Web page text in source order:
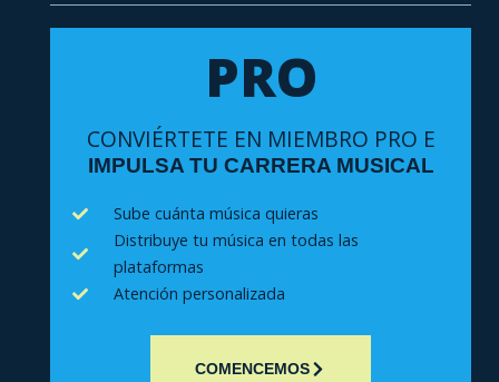
PRO
CONVIÉRTETE EN MIEMBRO PRO E
IMPULSA TU CARRERA MUSICAL
Sube cuánta música quieras
Distribuye tu música en todas las
plataformas
Atención personalizada
COMENCEMOS